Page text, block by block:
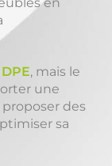
DPE, mais le
une
des
sa